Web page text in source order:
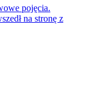
pojęcia.
na stronę z